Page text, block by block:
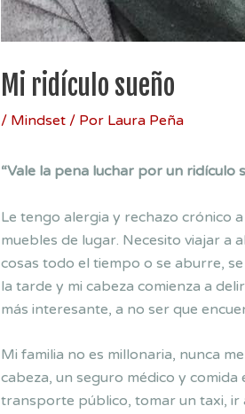
Mi ridículo sueño
/ Mindset / Por Laura Peña
“Vale la pena luchar por un ridículo
Le tengo alergia y rechazo crónico
muebles de lugar. Necesito viajar a
cosas todo el tiempo o se aburre,
la tarde y mi cabeza comienza a
más interesante, a no ser que
Mi familia no es millonaria, nunca
cabeza, un seguro médico y
transporte público, tomar un taxi, ir